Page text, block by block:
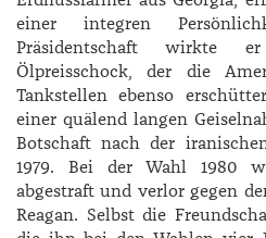
einer integren
Präsidentschaft wirkte
Ölpreisschock, der die
Tankstellen ebenso
einer quälend langen
Botschaft nach der
1979. Bei der Wahl 1980
abgestraft und verlor gegen
Reagan. Selbst die